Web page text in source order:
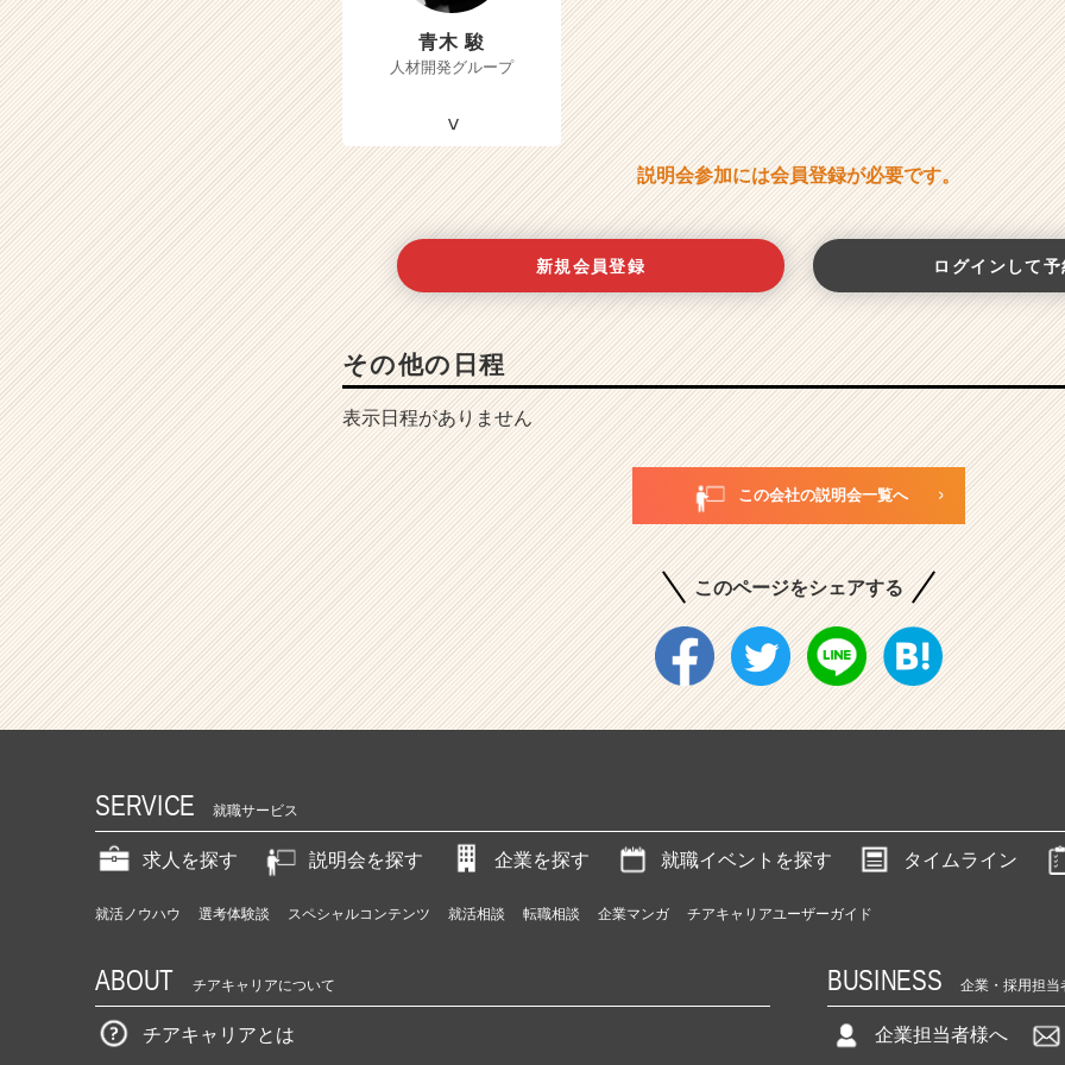
青木 駿
人材開発グループ
説明会参加には会員登録が必要です。
新規会員登録 ログインして
その他の日程
表示日程がありません
この会社の説明会一覧へ
このページをシェアする
SERVICE 就職サービス
求人を探す 説明会を探す 企業を探す 就職イベントを探す タイムライン
就活ノウハウ 選考体験談 スペシャルコンテンツ 就活相談 転職相談 企業マンガ チアキャリアユーザーガイド
ABOUT チアキャリアについて
チアキャリアとは
BUSINESS 企業・採用担当
企業担当者様へ